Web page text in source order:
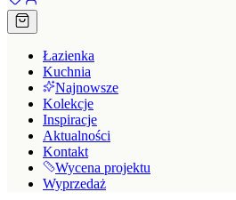
Łazienka
Kuchnia
Najnowsze
Kolekcje
Inspiracje
Aktualności
Kontakt
Wycena projektu
Wyprzedaż